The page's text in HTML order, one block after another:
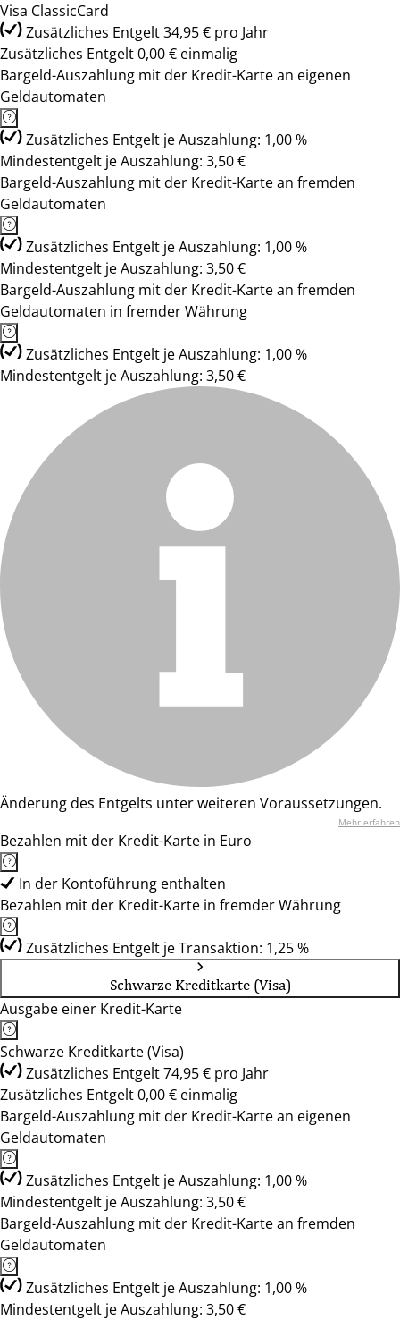
Visa ClassicCard
Zusätzliches Entgelt 34,95 € pro Jahr
Zusätzliches Entgelt 0,00 € einmalig
Bargeld-Auszahlung mit der Kredit-Karte an eigenen
Geldautomaten
Zusätzliches Entgelt je Auszahlung: 1,00 %
Mindestentgelt je Auszahlung: 3,50 €
Bargeld-Auszahlung mit der Kredit-Karte an fremden
Geldautomaten
Zusätzliches Entgelt je Auszahlung: 1,00 %
Mindestentgelt je Auszahlung: 3,50 €
Bargeld-Auszahlung mit der Kredit-Karte an fremden
Geldautomaten in fremder Währung
Zusätzliches Entgelt je Auszahlung: 1,00 %
Mindestentgelt je Auszahlung: 3,50 €
Änderung des Entgelts unter weiteren Voraussetzungen.
Mehr erfahren
Bezahlen mit der Kredit-Karte in Euro
In der Kontoführung enthalten
Bezahlen mit der Kredit-Karte in fremder Währung
Zusätzliches Entgelt je Transaktion: 1,25 %
Schwarze Kreditkarte (Visa)
Ausgabe einer Kredit-Karte
Schwarze Kreditkarte (Visa)
Zusätzliches Entgelt 74,95 € pro Jahr
Zusätzliches Entgelt 0,00 € einmalig
Bargeld-Auszahlung mit der Kredit-Karte an eigenen
Geldautomaten
Zusätzliches Entgelt je Auszahlung: 1,00 %
Mindestentgelt je Auszahlung: 3,50 €
Bargeld-Auszahlung mit der Kredit-Karte an fremden
Geldautomaten
Zusätzliches Entgelt je Auszahlung: 1,00 %
Mindestentgelt je Auszahlung: 3,50 €